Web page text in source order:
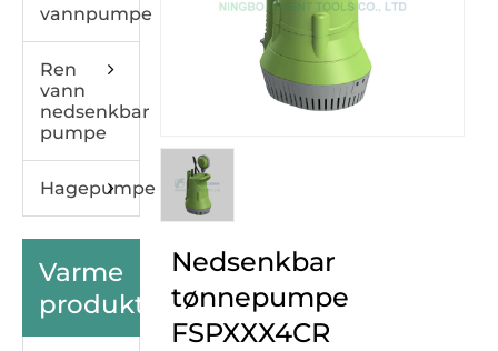
vannpumpe
Ren
vann
nedsenkbar
pumpe
Hagepumpe
Varme
produkter
Nedsenkbar
tønnepumpe
FSPXXX4CR